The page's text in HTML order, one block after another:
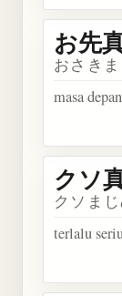
お先
おさき
masa
クソ
クソま
terlalu